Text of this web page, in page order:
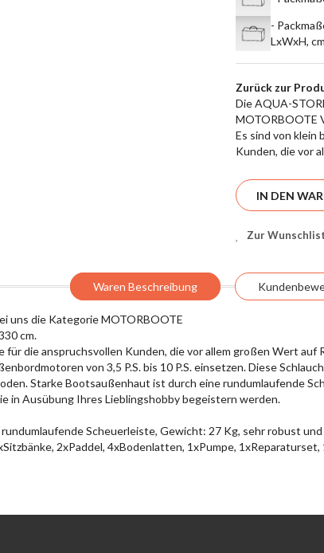
-
LxWxH, cm
Zurück zur
Die AQUA-
MOTORBOOTE
Es sind von
Kunden, die vor
IN DEN
Zur
Waren Beschreibung
uns die Kategorie MOTORBOOTE
cm.
die anspruchsvollen Kunden, die vor allem großen Wert
von 3,5 P.S. bis 10 P.S. einsetzen. Diese
Starke Bootsaußenhaut ist durch eine rundumlaufende
in Ausübung Ihres Lieblingshobby begeistern werden.
Scheuerleiste, Gewicht: 27 Kg, sehr robust
2xPaddel, 4xBodenlatten, 1xPumpe,